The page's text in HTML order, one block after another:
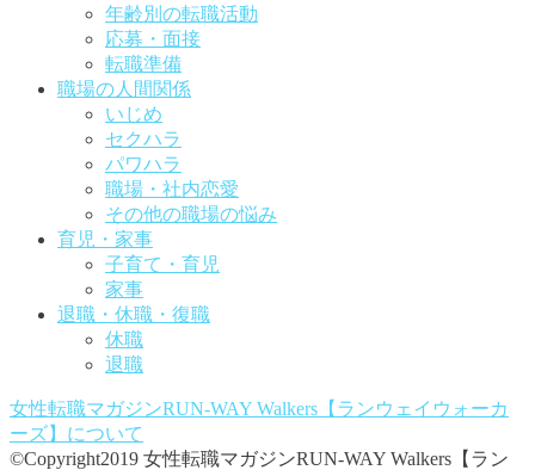
年齢別の転職活動
応募・面接
転職準備
職場の人間関係
いじめ
セクハラ
パワハラ
職場・社内恋愛
その他の職場の悩み
育児・家事
子育て・育児
家事
退職・休職・復職
休職
退職
女性転職マガジンRUN-WAY Walkers【ランウェイウォーカ
ーズ】 について
©Copyright2019 女性転職マガジンRUN-WAY Walkers【ラン